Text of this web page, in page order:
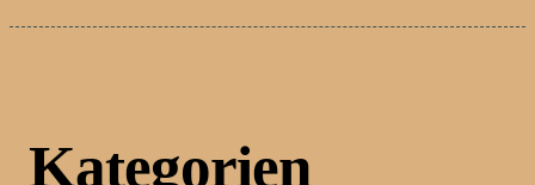
Kategorien